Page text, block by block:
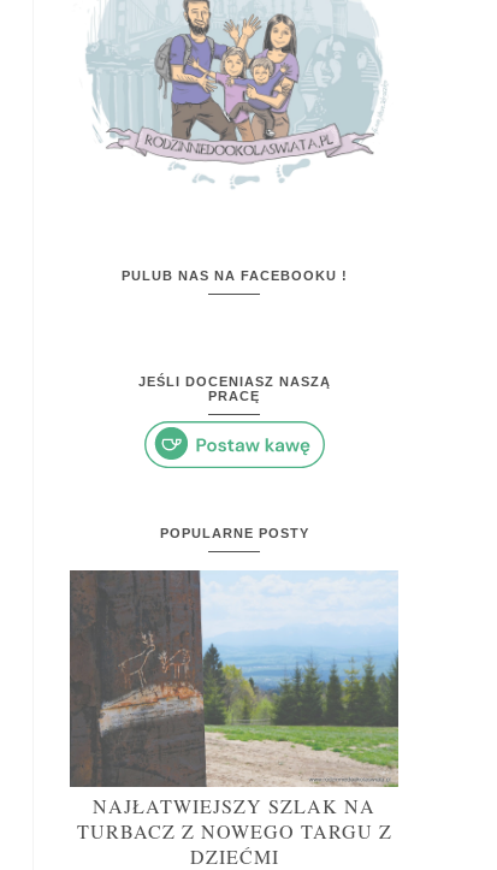
PULUB NAS NA FACEBOOKU !
JEŚLI DOCENIASZ NASZĄ
PRACĘ
POPULARNE POSTY
NAJŁATWIEJSZY SZLAK NA
TURBACZ Z NOWEGO TARGU Z
DZIEĆMI